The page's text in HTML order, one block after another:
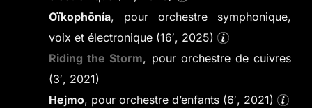
Oïkophōnía, pour orchestre symphonique,
voix et électronique (16′, 2025)
Riding the Storm, pour orchestre de cuivres
(3′, 2021)
Hejmo, pour orchestre d’enfants (6′, 2021)